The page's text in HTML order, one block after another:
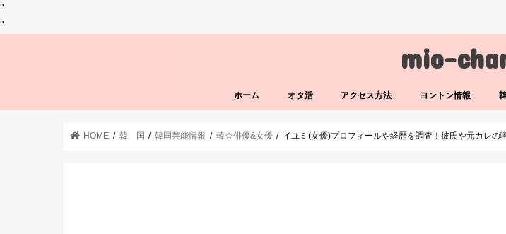
"
"
mio-
ホーム オタ活 アクセス方法 ヨントン情報
HOME 韓 国 韓国芸能情報 韓☆俳優&女優 イユミ(女優)プロフィールや経歴を調査！彼氏や元カレの